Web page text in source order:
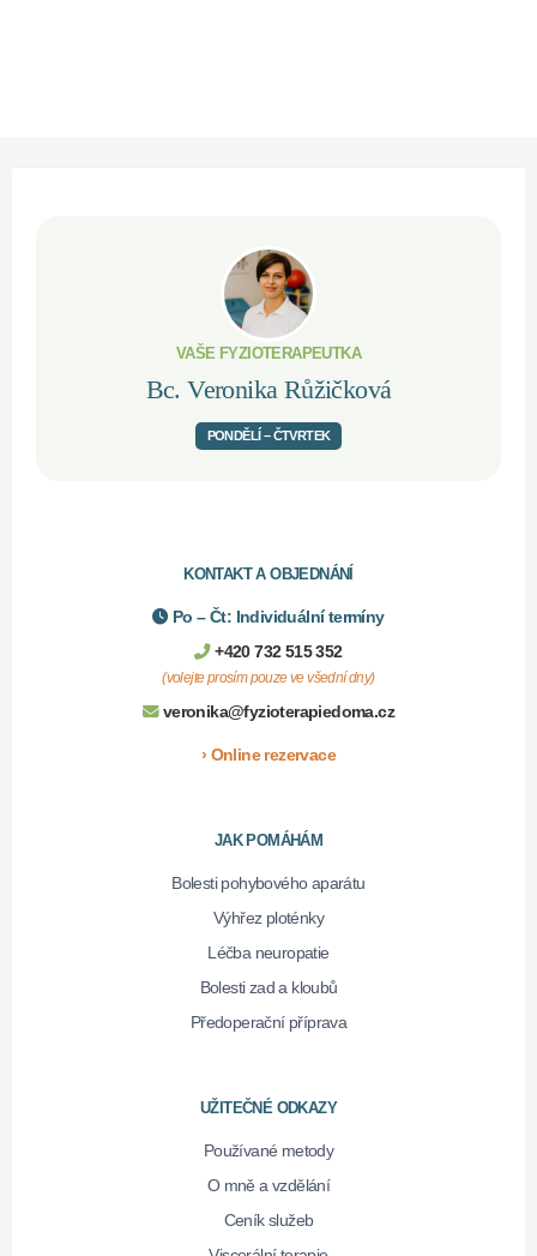
VAŠE FYZIOTERAPEUTKA
Bc. Veronika Růžičková
PONDĚLÍ – ČTVRTEK
KONTAKT A OBJEDNÁNÍ
Po – Čt: Individuální termíny
+420 732 515 352
(volejte prosím pouze ve všední dny)
veronika@fyzioterapiedoma.cz
› Online rezervace
JAK POMÁHÁM
Bolesti pohybového aparátu
Výhřez ploténky
Léčba neuropatie
Bolesti zad a kloubů
Předoperační příprava
UŽITEČNÉ ODKAZY
Používané metody
O mně a vzdělání
Ceník služeb